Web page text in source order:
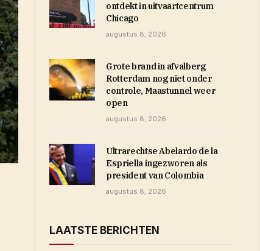
ontdekt in uitvaartcentrum
Chicago
augustus 8, 2026
Grote brand in afvalberg
Rotterdam nog niet onder
controle, Maastunnel weer
open
augustus 8, 2026
Ultrarechtse Abelardo de la
Espriella ingezworen als
president van Colombia
augustus 8, 2026
LAATSTE BERICHTEN